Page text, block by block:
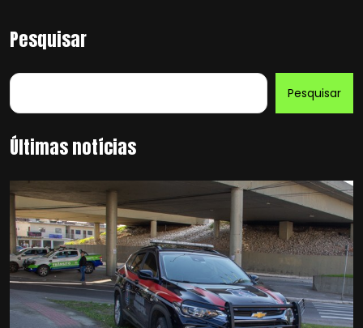
Pesquisar
Pesquisar
Últimas notícias